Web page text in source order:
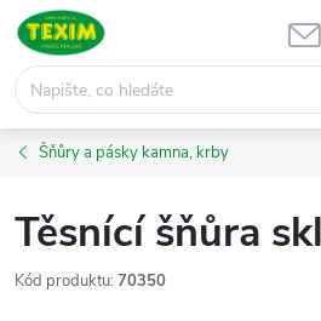
Přejít
obsah
Šňůry a pásky kamna, krby
Těsnící šňůra
Kód produktu: 70350